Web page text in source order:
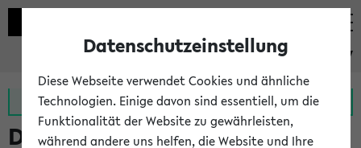
eKVV
Zur MeineUni App Zum MeineUni Portal
Das Lehrangebot der
Datenschutzeinstellung
Diese Webseite verwendet Cookies und ähnliche
Technologien. Einige davon sind essentiell, um die
Funktionalität der Website zu gewährleisten,
während andere uns helfen, die Website und Ihre